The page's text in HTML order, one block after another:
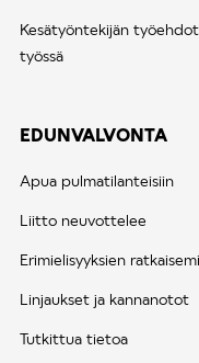
Kesätyöntekijän
työssä
EDUNVALVONTA
Apua pulmatilanteisiin
Liitto neuvottelee
Erimielisyyksien
Linjaukset ja kannanotot
Tutkittua tietoa